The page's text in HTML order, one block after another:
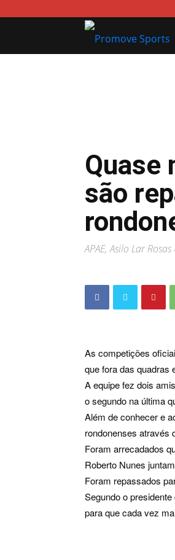
Quase
são
APAE, Asilo Lar
As competições
que fora das quadras
A equipe fez dois
o segundo na última
Além de conhecer e
rondonenses através
Foram arrecadados
Roberto Nunes
Foram repassados
Segundo o
para que cada vez